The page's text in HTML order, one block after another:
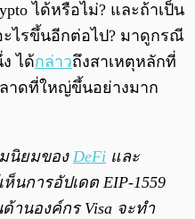
ได้หรือไม่? และถ้าเป็น
ะไรขึ้นอีกต่อไป? มาดูกรณี
ได้กล่าวถึงสาเหตุหลักที่
ลาดที่ใหญ่ขึ้นอย่างมาก
นิยมของ DeFi และ
นการอัปเดต EIP-1559
านองค์กร Visa จะทำ